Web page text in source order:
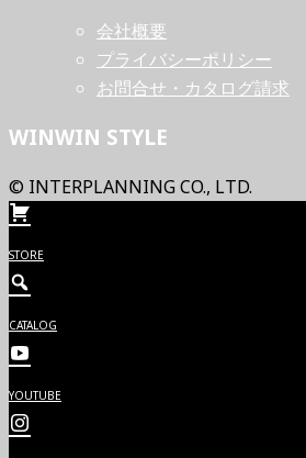
会社概要
プライバシーポリシー
お問合せ・カタログ請求
WINWIN STYLE
© INTERPLANNING CO., LTD.
STORE
CATALOG
YOUTUBE